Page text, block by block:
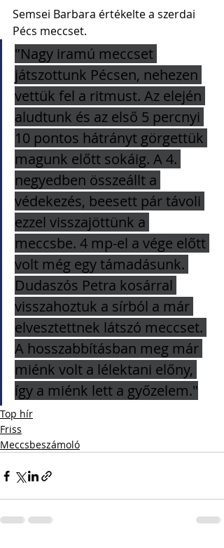
Semsei Barbara értékelte a szerdai
Pécs meccset.
"Nagy iramú meccset
játszottunk Pécsen, nehezen
vettük fel a ritmust. Az elején
aludtunk és az első 5 percnyi
10 pontos hátrányt görgettük
magunk előtt sokáig. A 4.
negyedben összeállt a
védekezés, beesett pár távoli
ezzel visszajöttünk a
meccsbe. 4 mp-el a vége előtt
volt még egy támadásunk.
Dudaszós Petra kosárral
visszahoztuk a sírból a már
elvesztettnek látszó meccset.
A hosszabbításban meg már
miénk volt a lélektani előny,
így a miénk lett a győzelem."
Top hír
Friss
Meccsbeszámoló